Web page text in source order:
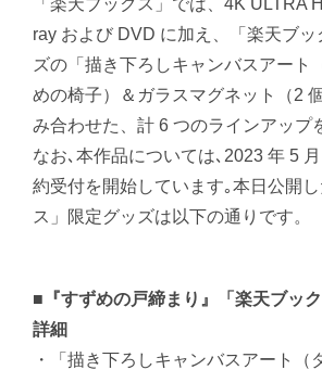
ray および DVD に加え、「楽天ブッ
ズの「描き下ろしキャンバスアート
めの椅子）＆ガラスマグネット（2
み合わせた、計 6 つのラインアップ
なお､本作品については､2023 年 5
約受付を開始しています｡本日公開
ス」限定グッズは以下の通りです。
■『すずめの戸締まり』「楽天ブッ
詳細
・「描き下ろしキャンバスアート（